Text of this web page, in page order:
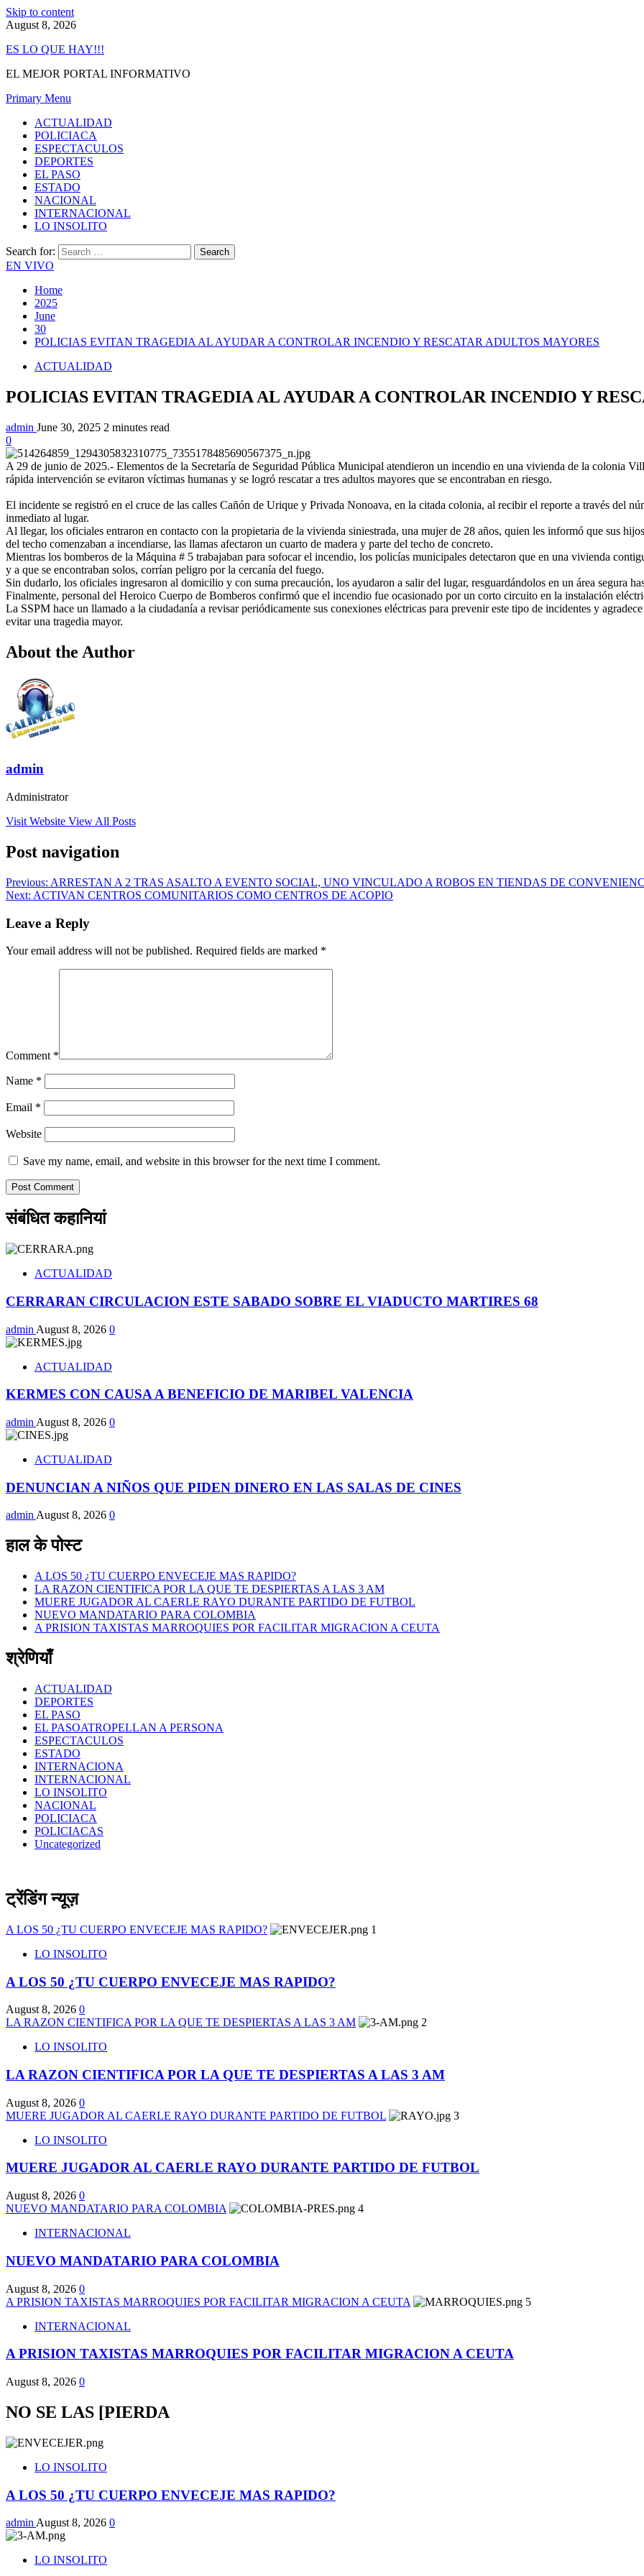
Skip to content
August 8, 2026
ES LO QUE HAY!!!
EL MEJOR PORTAL INFORMATIVO
Primary Menu
ACTUALIDAD
POLICIACA
ESPECTACULOS
DEPORTES
EL PASO
ESTADO
NACIONAL
INTERNACIONAL
LO INSOLITO
Search for:
EN VIVO
Home
2025
June
30
POLICIAS EVITAN TRAGEDIA AL AYUDAR A CONTROLAR INCENDIO Y RESCATAR ADULTOS MAYORES
ACTUALIDAD
POLICIAS EVITAN TRAGEDIA AL AYUDAR A CONTROLAR INCENDIO Y
admin June 30, 2025 2 minutes read
0
A 29 de junio de 2025.- Elementos de la Secretaría de Seguridad Pública Municipal atendieron un incendio en una vivienda de la colonia
rápida intervención se evitaron víctimas humanas y se logró rescatar a tres adultos mayores que se encontraban en riesgo.
El incidente se registró en el cruce de las calles Cañón de Urique y Privada Nonoava, en la citada colonia, al recibir el reporte a través del
inmediato al lugar.
Al llegar, los oficiales entraron en contacto con la propietaria de la vivienda siniestrada, una mujer de 28 años, quien les informó que sus
del techo comenzaban a incendiarse, las llamas afectaron un cuarto de madera y parte del techo de concreto.
Mientras los bomberos de la Máquina # 5 trabajaban para sofocar el incendio, los policías municipales detectaron que en una vivienda
y a que se encontraban solos, corrían peligro por la cercanía del fuego.
Sin dudarlo, los oficiales ingresaron al domicilio y con suma precaución, los ayudaron a salir del lugar, resguardándolos en un área segura
Finalmente, personal del Heroico Cuerpo de Bomberos confirmó que el incendio fue ocasionado por un corto circuito en la instalación
La SSPM hace un llamado a la ciudadanía a revisar periódicamente sus conexiones eléctricas para prevenir este tipo de incidentes y
evitar una tragedia mayor.
About the Author
admin
Administrator
Visit Website View All Posts
Post navigation
Previous: ARRESTAN A 2 TRAS ASALTO A EVENTO SOCIAL, UNO VINCULADO A ROBOS EN TIENDAS DE
Next: ACTIVAN CENTROS COMUNITARIOS COMO CENTROS DE ACOPIO
Leave a Reply
Your email address will not be published. Required fields are marked *
Comment *
Name *
Email *
Website
Save my name, email, and website in this browser for the next time I comment.
संबंधित कहानियां
ACTUALIDAD
CERRARAN CIRCULACION ESTE SABADO SOBRE EL VIADUCTO MARTIRES 68
admin August 8, 2026 0
ACTUALIDAD
KERMES CON CAUSA A BENEFICIO DE MARIBEL VALENCIA
admin August 8, 2026 0
ACTUALIDAD
DENUNCIAN A NIÑOS QUE PIDEN DINERO EN LAS SALAS DE CINES
adminAugust 8, 2026 0
हाल के पोस्ट
A LOS 50 ¿TU CUERPO ENVECEJE MAS RAPIDO?
LA RAZON CIENTIFICA POR LA QUE TE DESPIERTAS A LAS 3 AM
MUERE JUGADOR AL CAERLE RAYO DURANTE PARTIDO DE FUTBOL
NUEVO MANDATARIO PARA COLOMBIA
A PRISION TAXISTAS MARROQUIES POR FACILITAR MIGRACION A CEUTA
श्रेणियाँ
ACTUALIDAD
DEPORTES
EL PASO
EL PASOATROPELLAN A PERSONA
ESPECTACULOS
ESTADO
INTERNACIONA
INTERNACIONAL
LO INSOLITO
NACIONAL
POLICIACA
POLICIACAS
Uncategorized
ट्रेंडिंग न्यूज़
A LOS 50 ¿TU CUERPO ENVECEJE MAS RAPIDO?
1
LO INSOLITO
A LOS 50 ¿TU CUERPO ENVECEJE MAS RAPIDO?
August 8, 2026 0
LA RAZON CIENTIFICA POR LA QUE TE DESPIERTAS A LAS 3 AM
2
LO INSOLITO
LA RAZON CIENTIFICA POR LA QUE TE DESPIERTAS A LAS 3 AM
August 8, 2026 0
MUERE JUGADOR AL CAERLE RAYO DURANTE PARTIDO DE FUTBOL
3
LO INSOLITO
MUERE JUGADOR AL CAERLE RAYO DURANTE PARTIDO DE FUTBOL
August 8, 2026 0
NUEVO MANDATARIO PARA COLOMBIA
4
INTERNACIONAL
NUEVO MANDATARIO PARA COLOMBIA
August 8, 2026 0
A PRISION TAXISTAS MARROQUIES POR FACILITAR MIGRACION A CEUTA
5
INTERNACIONAL
A PRISION TAXISTAS MARROQUIES POR FACILITAR MIGRACION A CEUTA
August 8, 2026 0
NO SE LAS [PIERDA
LO INSOLITO
A LOS 50 ¿TU CUERPO ENVECEJE MAS RAPIDO?
admin August 8, 2026 0
LO INSOLITO